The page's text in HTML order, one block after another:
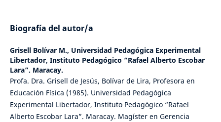
Biografía del autor/a
Grisell Bolívar M., Universidad Pedagógica Experimental
Libertador, Instituto Pedagógico “Rafael Alberto Escobar
Lara”. Maracay.
Profa. Dra. Grisell de Jesús, Bolívar de Lira, Profesora en
Educación Física (1985). Universidad Pedagógica
Experimental Libertador, Instituto Pedagógico “Rafael
Alberto Escobar Lara”. Maracay. Magíster en Gerencia